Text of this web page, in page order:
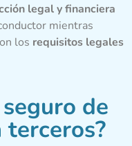
legal y financiera
mientras
los requisitos legales
de
terceros?